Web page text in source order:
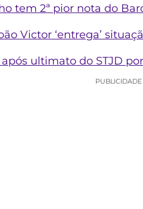
tem 2ª pior nota do
Victor ‘entrega’
ultimato do STJD
PUBLICIDADE